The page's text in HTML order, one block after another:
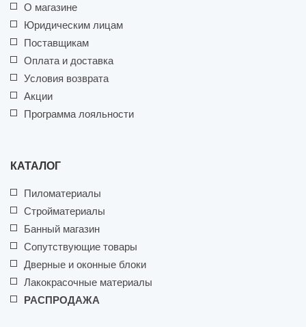
О магазине
Юридическим лицам
Поставщикам
Оплата и доставка
Условия возврата
Акции
Программа лояльности
КАТАЛОГ
Пиломатериалы
Стройматериалы
Банный магазин
Сопутствующие товары
Дверные и оконные блоки
Лакокрасочные материалы
РАСПРОДАЖА